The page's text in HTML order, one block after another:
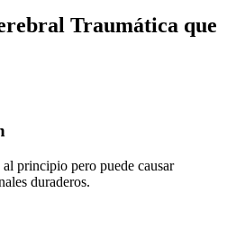
Traumática que
principio pero puede causar
duraderos.